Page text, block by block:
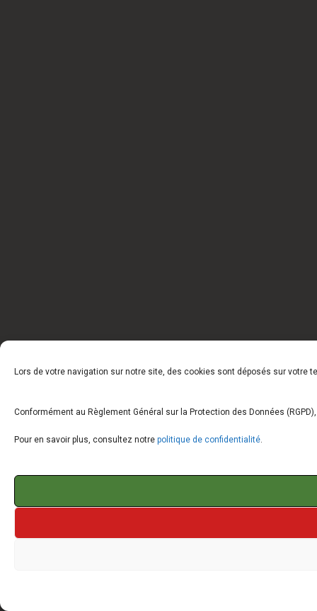
Lors de votre navigation sur notre site, des cookies sont déposés sur votre
Conformément au Règlement Général sur la Protection des Données
Pour en savoir plus, consultez notre politique de confidentialité.